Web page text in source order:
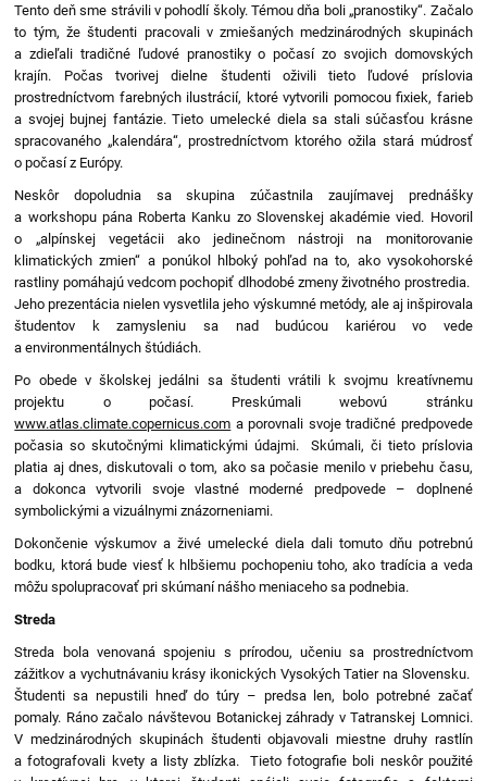
Tento deň sme strávili v pohodlí školy. Témou dňa boli „pranostiky“. Začalo
to tým, že študenti pracovali v zmiešaných medzinárodných skupinách
a zdieľali tradičné ľudové pranostiky o počasí zo svojich domovských
krajín. Počas tvorivej dielne študenti oživili tieto ľudové príslovia
prostredníctvom farebných ilustrácií, ktoré vytvorili pomocou fixiek, farieb
a svojej bujnej fantázie. Tieto umelecké diela sa stali súčasťou krásne
spracovaného „kalendára“, prostredníctvom ktorého ožila stará múdrosť
o počasí z Európy.
Neskôr dopoludnia sa skupina zúčastnila zaujímavej prednášky
a workshopu pána Roberta Kanku zo Slovenskej akadémie vied. Hovoril
o „alpínskej vegetácii ako jedinečnom nástroji na monitorovanie
klimatických zmien“ a ponúkol hlboký pohľad na to, ako vysokohorské
rastliny pomáhajú vedcom pochopiť dlhodobé zmeny životného prostredia.
Jeho prezentácia nielen vysvetlila jeho výskumné metódy, ale aj inšpirovala
študentov k zamysleniu sa nad budúcou kariérou vo vede
a environmentálnych štúdiách.
Po obede v školskej jedálni sa študenti vrátili k svojmu kreatívnemu
projektu o počasí. Preskúmali webovú stránku
www.atlas.climate.copernicus.com a porovnali svoje tradičné predpovede
počasia so skutočnými klimatickými údajmi. Skúmali, či tieto príslovia
platia aj dnes, diskutovali o tom, ako sa počasie menilo v priebehu času,
a dokonca vytvorili svoje vlastné moderné predpovede – doplnené
symbolickými a vizuálnymi znázorneniami.
Dokončenie výskumov a živé umelecké diela dali tomuto dňu potrebnú
bodku, ktorá bude viesť k hlbšiemu pochopeniu toho, ako tradícia a veda
môžu spolupracovať pri skúmaní nášho meniaceho sa podnebia.
Streda
Streda bola venovaná spojeniu s prírodou, učeniu sa prostredníctvom
zážitkov a vychutnávaniu krásy ikonických Vysokých Tatier na Slovensku.
Študenti sa nepustili hneď do túry – predsa len, bolo potrebné začať
pomaly. Ráno začalo návštevou Botanickej záhrady v Tatranskej Lomnici.
V medzinárodných skupinách študenti objavovali miestne druhy rastlín
a fotografovali kvety a listy zblízka. Tieto fotografie boli neskôr použité